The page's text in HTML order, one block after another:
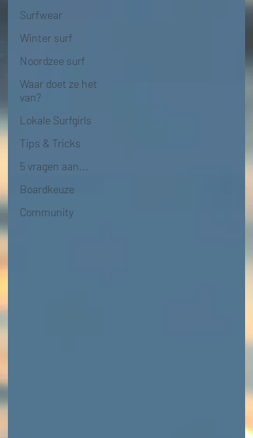
Surfwear
Winter surf
Noordzee surf
Waar doet ze het
van?
Lokale Surfgirls
Tips & Tricks
5 vragen aan...
Boardkeuze
Community